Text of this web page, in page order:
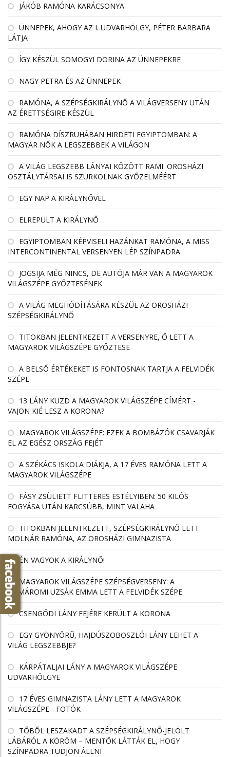
JÁKÓB RAMÓNA KARÁCSONYA
ÜNNEPEK, AHOGY AZ I. UDVARHÖLGY, PÉTER BARBARA
LÁTJA
ÍGY KÉSZÜL SOMOGYI DORINA AZ ÜNNEPEKRE
NAGY PETRA ÉS AZ ÜNNEPEK
RAMÓNA, A SZÉPSÉGKIRÁLYNŐ A VILÁGVERSENY UTÁN
AZ ÉRETTSÉGIRE KÉSZÜL
RAMÓNA DÍSZRUHÁBAN HIRDETI EGYIPTOMBAN: A
MAGYAR NŐK A LEGSZEBBEK A VILÁGON
A VILÁG LEGSZEBB LÁNYAI KÖZÖTT RAMI: OROSHÁZI
OSZTÁLYTÁRSAI IS SZURKOLNAK GYŐZELMÉÉRT
EGY NAP A KIRÁLYNŐVEL
ELREPÜLT A KIRÁLYNŐ
EGYIPTOMBAN KÉPVISELI HAZÁNKAT RAMÓNA, A MISS
INTERCONTINENTAL VERSENYEN LÉP SZÍNPADRA
JOGSIJA MÉG NINCS, DE AUTÓJA MÁR VAN A MAGYAROK
VILÁGSZÉPE GYŐZTESÉNEK
A VILÁG MEGHÓDÍTÁSÁRA KÉSZÜL AZ OROSHÁZI
SZÉPSÉGKIRÁLYNŐ
TITOKBAN JELENTKEZETT A VERSENYRE, Ő LETT A
MAGYAROK VILÁGSZÉPE GYŐZTESE
A BELSŐ ÉRTÉKEKET IS FONTOSNAK TARTJA A FELVIDÉK
SZÉPE
13 LÁNY KÜZD A MAGYAROK VILÁGSZÉPE CÍMÉRT -
VAJON KIÉ LESZ A KORONA?
MAGYAROK VILÁGSZÉPE: EZEK A BOMBÁZÓK CSAVARJÁK
EL AZ EGÉSZ ORSZÁG FEJÉT
A SZÉKÁCS ISKOLA DIÁKJA, A 17 ÉVES RAMÓNA LETT A
MAGYAROK VILÁGSZÉPE
FÁSY ZSÜLIETT FLITTERES ESTÉLYIBEN: 50 KILÓS
FOGYÁSA UTÁN KARCSÚBB, MINT VALAHA
TITOKBAN JELENTKEZETT, SZÉPSÉGKIRÁLYNŐ LETT
MOLNÁR RAMÓNA, AZ OROSHÁZI GIMNAZISTA
ÉN VAGYOK A KIRÁLYNŐ!
MAGYAROK VILÁGSZÉPE SZÉPSÉGVERSENY: A
KOMÁROMI UZSÁK EMMA LETT A FELVIDÉK SZÉPE
CSENGŐDI LÁNY FEJÉRE KERÜLT A KORONA
EGY GYÖNYÖRŰ, HAJDÚSZOBOSZLÓI LÁNY LEHET A
VILÁG LEGSZEBBJE?
KÁRPÁTALJAI LÁNY A MAGYAROK VILÁGSZÉPE
UDVARHÖLGYE
17 ÉVES GIMNAZISTA LÁNY LETT A MAGYAROK
VILÁGSZÉPE - FOTÓK
TŐBŐL LESZAKADT A SZÉPSÉGKIRÁLYNŐ-JELÖLT
LÁBÁRÓL A KÖRÖM – MENTŐK LÁTTÁK EL, HOGY
SZÍNPADRA TUDJON ÁLLNI